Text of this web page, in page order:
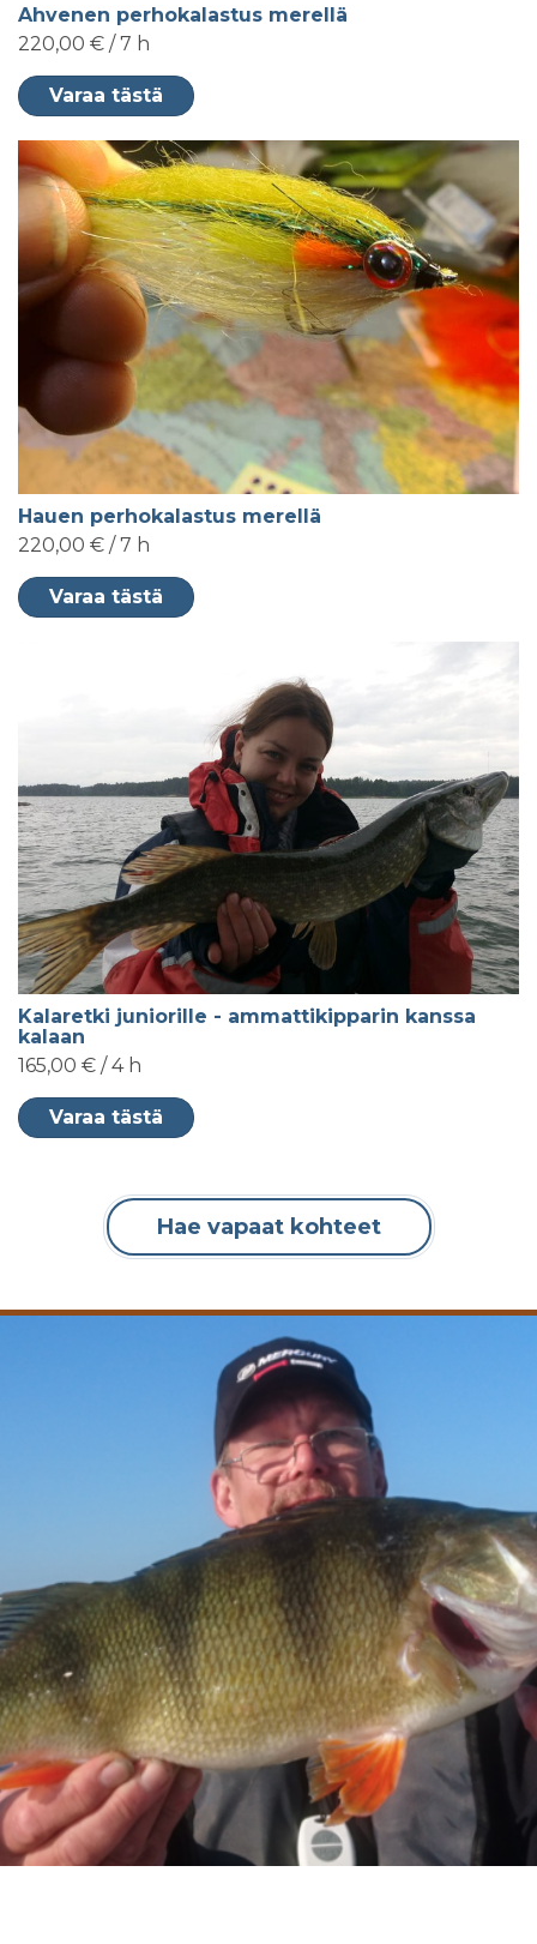
Ahvenen perhokalastus merellä
220,00 € / 7 h
Varaa tästä
Hauen perhokalastus merellä
220,00 € / 7 h
Varaa tästä
Kalaretki juniorille - ammattikipparin kanssa
kalaan
165,00 € / 4 h
Varaa tästä
Hae vapaat kohteet